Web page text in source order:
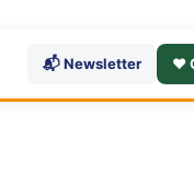
📬 Newsletter ❤️